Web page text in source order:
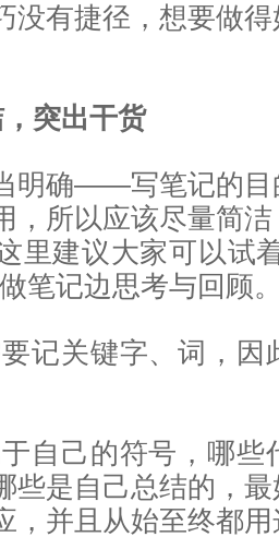
有捷径，想要做得
突出干货
确——写笔记的目
，所以应该尽量简
里建议大家可以试
笔记边思考与回顾
关键字、词，因
己的符号，哪些
些是自己总结的，
，并且从始至终都